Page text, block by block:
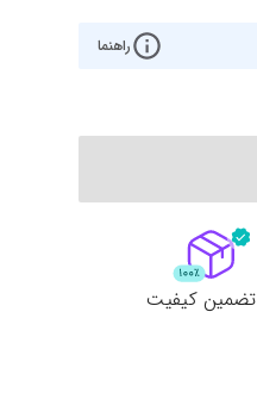
راهنما
تضمین کیفیت